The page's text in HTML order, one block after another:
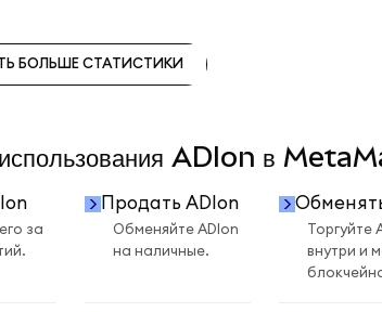
БОЛЬШЕ СТАТИСТИКИ
ADIon в
за
Продать ADIon
Обменяйте ADIon
на наличные.
Торгуйте
внутри и